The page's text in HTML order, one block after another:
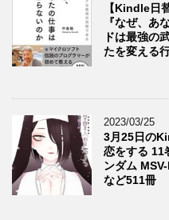
【Kindle日
『なぜ、あ
ドは最強の
たを変える
2023/03/25
3月25日の
恋をする 11
ンダム
など511冊